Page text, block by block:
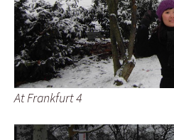
At Frankfurt 4